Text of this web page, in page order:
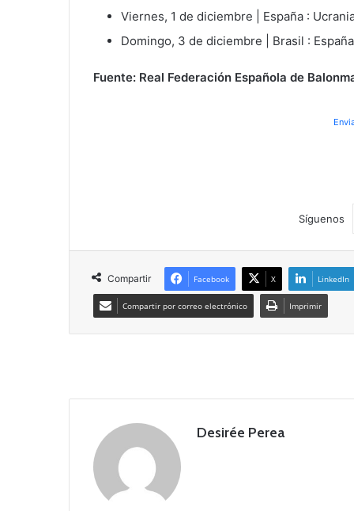
Viernes, 1 de diciembre | España :
Domingo, 3 de diciembre | Brasil :
Fuente: Real Federación Española de
Síguenos
Compartir Facebook X LinkedIn
Compartir por correo electrónico Imprimir
Desirée Perea